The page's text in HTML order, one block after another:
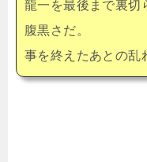
龍一を最後まで裏切
腹黒さだ。
事を終えたあとの乱